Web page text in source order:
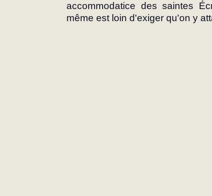
accommodatice des saintes
même est loin d'exiger qu'on y